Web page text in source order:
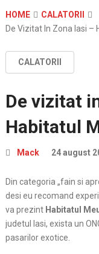
HOME
CALATORII
De Vizitat In Zona Iasi –
CALATORII
De vizitat
Habitatul
Mack 24 august
Din categoria „fain si
desi eu recomand
va prezint Habitatul
judetul Iasi, exista un
pasarilor exotice.